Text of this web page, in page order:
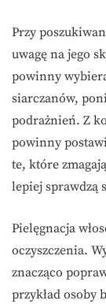
Przy
uwagę na jego
powinny
siarczanów,
podrażnień. Z
powinny
te, które
lepiej sprawdzą
Pielęgnacja
oczyszczenia.
znacząco
przykład osoby